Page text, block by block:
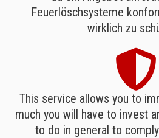
Feuerlöschsysteme
wirklich zu
This service allows you to
much you will have to invest
to do in general to